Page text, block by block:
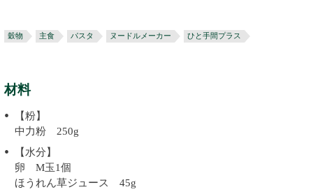
穀物 主食 パスタ ヌードルメーカー ひと手間プラス
材料
【粉】
中力粉 250g
【水分】
卵 M玉1個
ほうれん草ジュース 45g